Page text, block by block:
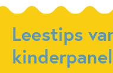
Leestips
kinderpanel